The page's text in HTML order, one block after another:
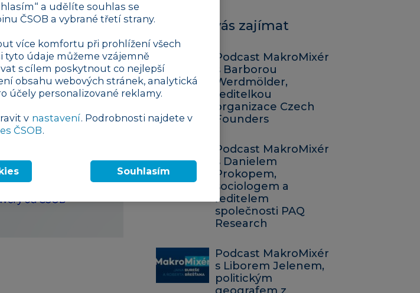
posune vaše
Mohlo by vás zajímat
Podcast MakroMixér
s Barborou
Werdmölder,
ředitelkou
organizace Czech
Founders
Podcast MakroMixér
s Danielem
Prokopem,
sociologem a
ředitelem
společnosti PAQ
Research
Podcast MakroMixér
s Liborem Jelenem,
politickým
a udělíte souhlas se
ČSOB a vybrané třetí strany.
více komfortu při prohlížení všech
tyto údaje můžeme vzájemně
s cílem poskytnout co nejlepší
obsahu webových stránek, analytická
účely personalizované reklamy.
v nastavení. Podrobnosti najdete v
ČSOB.
Souhlasím